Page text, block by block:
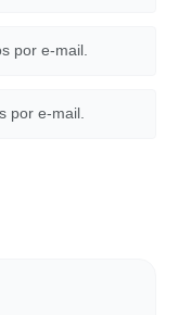
por e-mail.
por e-mail.